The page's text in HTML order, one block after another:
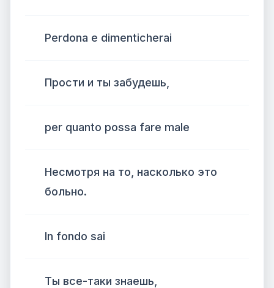
Perdona e dimenticherai
Прости и ты забудешь,
per quanto possa fare male
Несмотря на то, насколько это
больно.
In fondo sai
Ты все-таки знаешь,